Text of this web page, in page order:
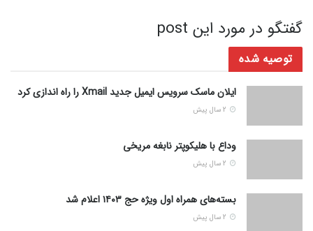
گفتگو در مورد این post
توصیه شده
ایلان ماسک سرویس ایمیل جدید Xmail را راه اندازی کرد
وداع با هلیکوپتر نابغه مریخی
بسته‌های همراه اول ویژه حج ۱۴۰۳ اعلام شد